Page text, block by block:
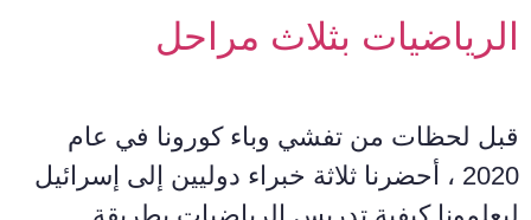
الرياضيات بثلاث مراحل
قبل لحظات من تفشي وباء كورونا في عام
2020 ، أحضرنا ثلاثة خبراء دوليين إلى إسرائيل